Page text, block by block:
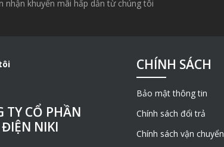
nhận khuyến mãi hấp dẫn từ chúng tôi
TY CỔ PHẦN
NIKI
CHÍNH SÁCH
Bảo mật thông tin
Chính sách đổi trả
Chính sách vận chuyển